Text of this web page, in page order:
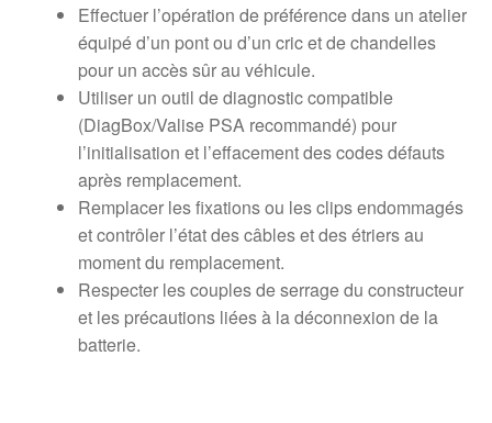
Effectuer l’opération de préférence dans un atelier
équipé d’un pont ou d’un cric et de chandelles
pour un accès sûr au véhicule.
Utiliser un outil de diagnostic compatible
(DiagBox/Valise PSA recommandé) pour
l’initialisation et l’effacement des codes défauts
après remplacement.
Remplacer les fixations ou les clips endommagés
et contrôler l’état des câbles et des étriers au
moment du remplacement.
Respecter les couples de serrage du constructeur
et les précautions liées à la déconnexion de la
batterie.